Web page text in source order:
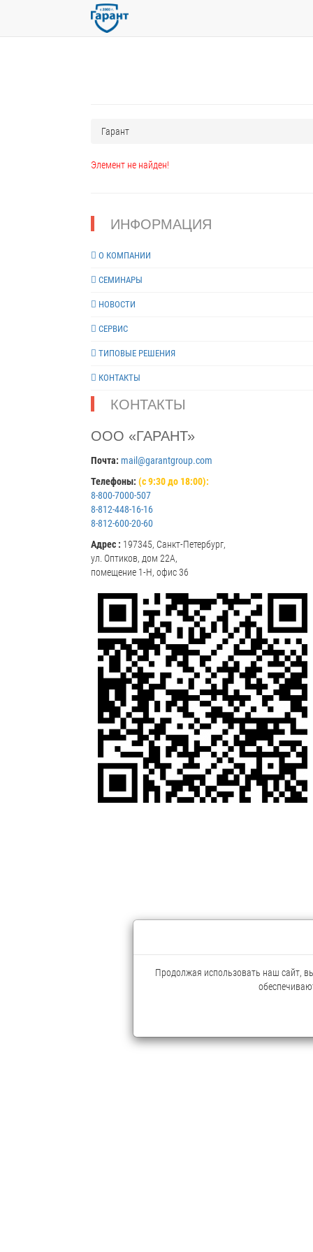
Гарант
Элемент не найден!
ИНФОРМАЦИЯ
О КОМПАНИИ
СЕМИНАРЫ
НОВОСТИ
СЕРВИС
ТИПОВЫЕ РЕШЕНИЯ
КОНТАКТЫ
КОНТАКТЫ
ООО «ГАРАНТ»
Почта: mail@garantgroup.com
Телефоны: (с 9:30 до 18:00):
8-800-7000-507
8-812-448-16-16
8-812-600-20-60
Адрес : 197345, Санкт-Петербург,
ул. Оптиков, дом 22А,
помещение 1-Н, офис 36
Продолжая использовать наш сайт,